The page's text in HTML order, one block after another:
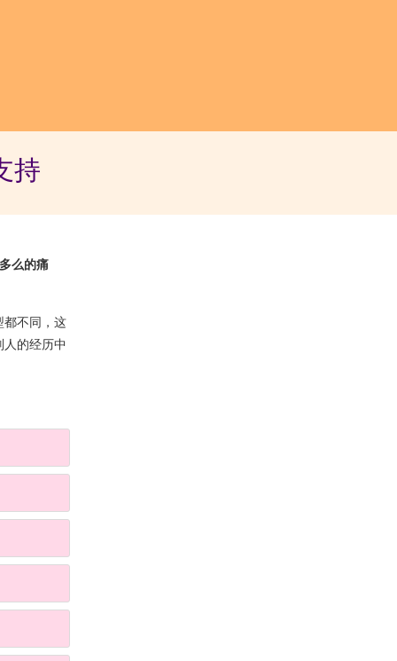
持
么的痛
都不同，这
的经历中